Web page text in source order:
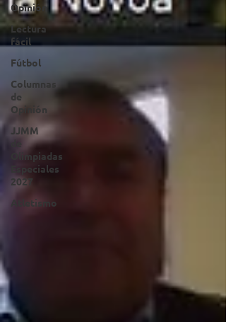
Opinión
Lectura
fácil
Fútbol
Columnas
de
Opinión
JJMM
Olimpiadas
Especiales
2027
Atletismo